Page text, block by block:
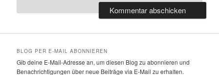
BLOG PER E-MAIL ABONNIEREN
Gib deine E-Mail-Adresse an, um diesen Blog zu abonnieren und
Benachrichtigungen über neue Beiträge via E-Mail zu erhalten.